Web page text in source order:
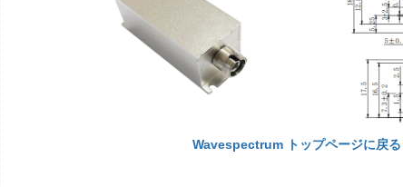
Wavespectrum トップページに戻る